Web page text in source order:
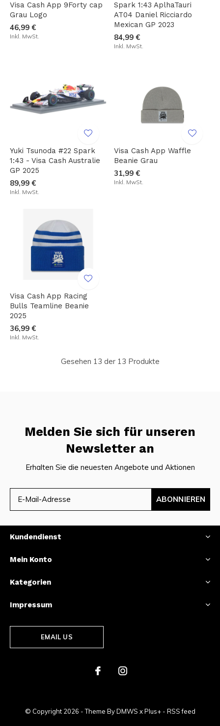
Visa Cash App 9Forty cap
Grau Logo
46,99 €
Inkl. MwSt.
Spark 1:43 AplhaTauri
AT04 Daniel Ricciardo
Mexican GP 2023
84,99 €
Inkl. MwSt.
Yuki Tsunoda #22 Spark
1:43 - Visa Cash Australie
GP 2025
89,99 €
Inkl. MwSt.
Visa Cash App Waffle
Beanie Grau
31,99 €
Inkl. MwSt.
Visa Cash App Racing
Bulls Teamline Beanie
2025
36,99 €
Inkl. MwSt.
Gesehen 13 der 13 Produkte
Melden Sie sich für unseren
Newsletter an
Erhalten Sie die neuesten Angebote und Aktionen
ABONNIEREN
Kundendienst
Mein Konto
Kategorien
Impressum
EMAIL US
© Copyright 2026 - Theme ByDMWS xPlus+- RSS feed